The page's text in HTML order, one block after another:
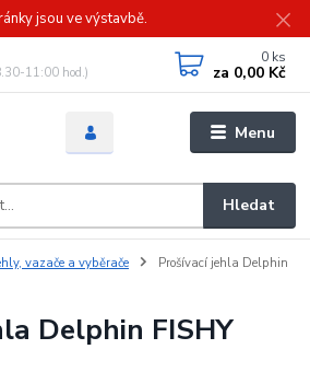
jsou ve výstavbě.
Menu
Hledat
11:00 hod.)
0 ks
za 0,00 Kč
vazače a vyběrače
Prošívací jehla Delphin
Delphin FISHY